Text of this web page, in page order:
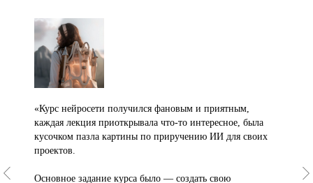
«Курс нейросети получился фановым и приятным,
каждая лекция приоткрывала что-то интересное, была
кусочком пазла картины по приручению ИИ для своих
проектов.
Основное задание курса было — создать свою